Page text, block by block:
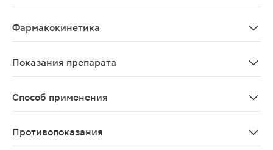
Фармакокинетика
Показания препарата
Способ применения
Противопоказания